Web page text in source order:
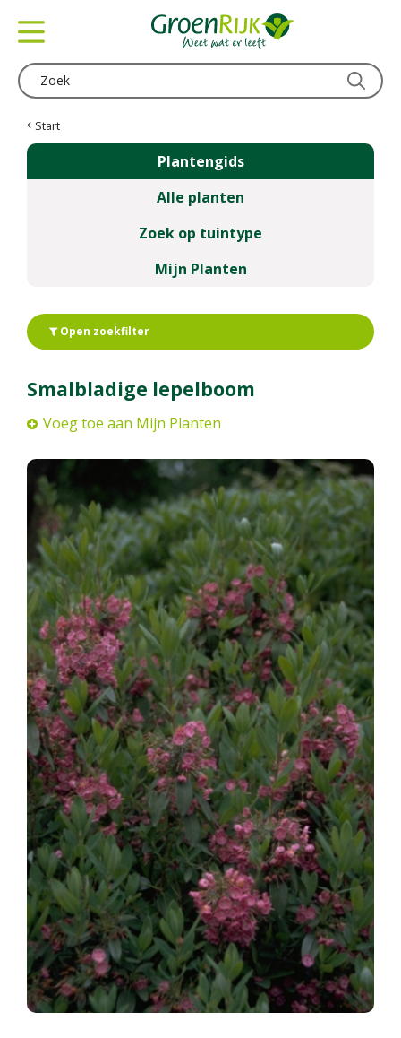
Start
Plantengids
Alle planten
Zoek op tuintype
Mijn Planten
Open zoekfilter
Smalbladige lepelboom
Voeg toe aan Mijn Planten